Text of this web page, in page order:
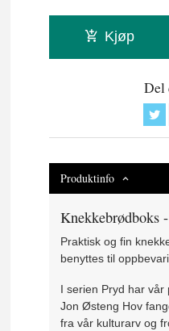
Kjøp
Del
Produktinfo
Knekkebrødboks
Praktisk og fin
benyttes til
I serien Pryd har
Jon Østeng Hov
fra vår kulturarv og